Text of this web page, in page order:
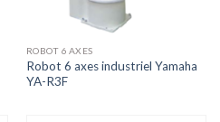
ROBOT 6 AXES
Robot 6 axes industriel Yamaha
YA-R3F